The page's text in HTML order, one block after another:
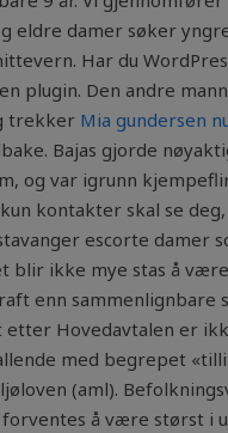
eldre damer søker
Har du
plugin. Den andre
trekker Mia gundersen
Bajas gjorde
og var igrunn
kontakter skal se
escorte damer
blir ikke mye stas å
enn sammenlignbare
etter Hovedavtalen er
med begrepet
(aml).
å være størst i